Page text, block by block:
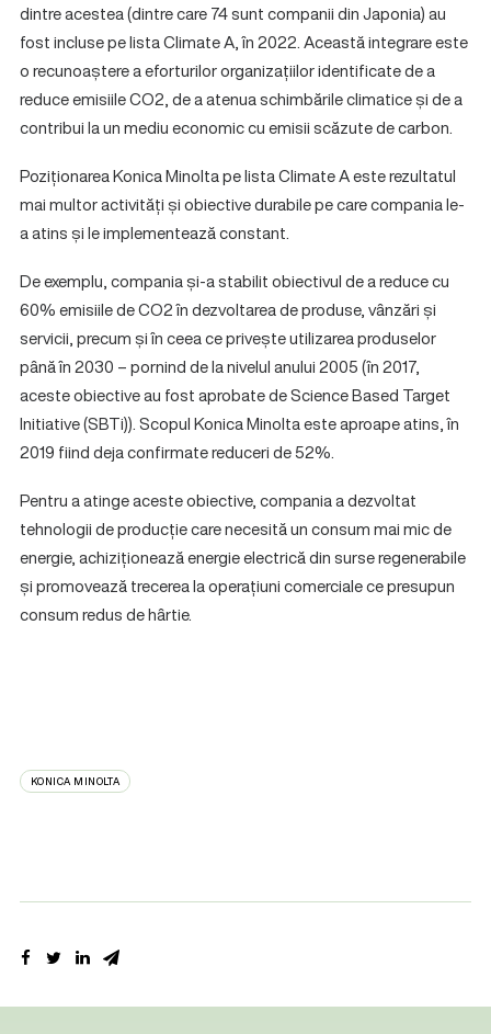
dintre acestea (dintre care 74 sunt companii din Japonia) au
fost incluse pe lista Climate A, în 2022. Această integrare este
o recunoaștere a eforturilor organizațiilor identificate de a
reduce emisiile CO2, de a atenua schimbările climatice și de a
contribui la un mediu economic cu emisii scăzute de carbon.
Poziționarea Konica Minolta pe lista Climate A este rezultatul
mai multor activități și obiective durabile pe care compania le-
a atins și le implementează constant.
De exemplu, compania și-a stabilit obiectivul de a reduce cu
60% emisiile de CO2 în dezvoltarea de produse, vânzări și
servicii, precum și în ceea ce privește utilizarea produselor
până în 2030 – pornind de la nivelul anului 2005 (în 2017,
aceste obiective au fost aprobate de Science Based Target
Initiative (SBTi)). Scopul Konica Minolta este aproape atins, în
2019 fiind deja confirmate reduceri de 52%.
Pentru a atinge aceste obiective, compania a dezvoltat
tehnologii de producție care necesită un consum mai mic de
energie, achiziționează energie electrică din surse regenerabile
și promovează trecerea la operațiuni comerciale ce presupun
consum redus de hârtie.
KONICA MINOLTA